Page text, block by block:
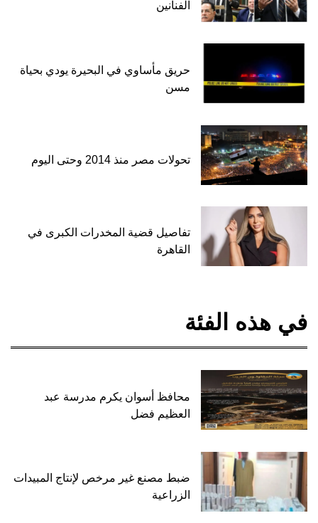
الفنانين
حريق مأساوي في البحيرة يودي بحياة
مسن
تحولات مصر منذ 2014 وحتى اليوم
تفاصيل قضية المخدرات الكبرى في
القاهرة
في هذه الفئة
محافظ أسوان يكرم مدرسة عبد
العظيم فضل
ضبط مصنع غير مرخص لإنتاج المبيدات
الزراعية